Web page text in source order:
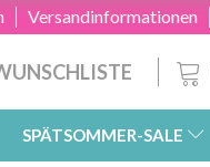
Versandinformationen
SPÄTSOMMER-SALE